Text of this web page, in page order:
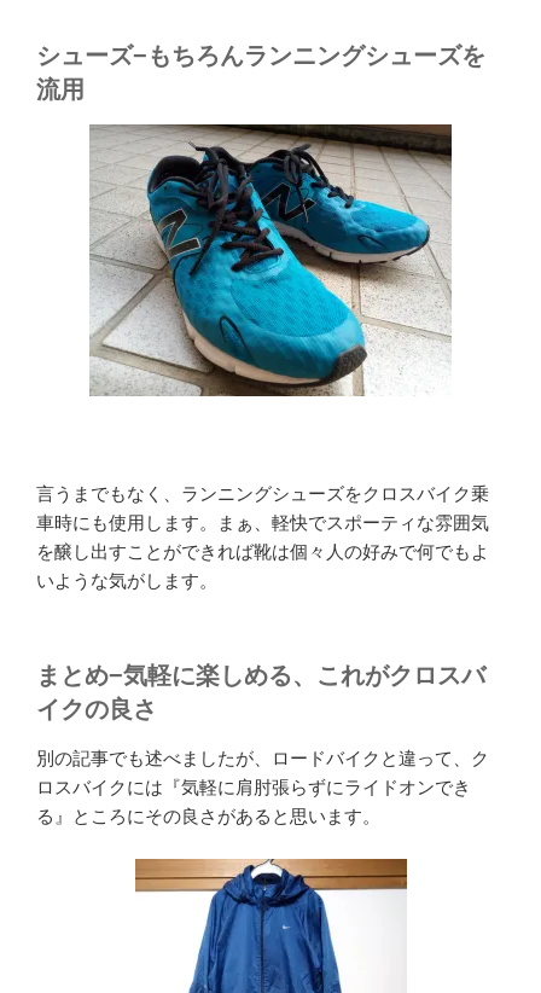
シューズ−もちろんランニングシューズを
流用
言うまでもなく、ランニングシューズをクロスバイク乗
車時にも使用します。まぁ、軽快でスポーティな雰囲気
を醸し出すことができれば靴は個々人の好みで何でもよ
いような気がします。
まとめ−気軽に楽しめる、これがクロスバ
イクの良さ
別の記事でも述べましたが、ロードバイクと違って、ク
ロスバイクには『気軽に肩肘張らずにライドオンでき
る』ところにその良さがあると思います。